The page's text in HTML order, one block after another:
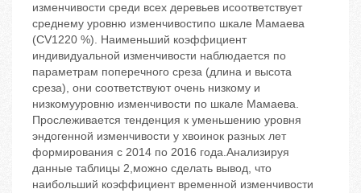
изменчивости среди всех деревьев исоответствует
среднему уровню изменчивостипо шкале Мамаева
(CV1220 %). Наименьший коэффициент
индивидуальной изменчивости наблюдается по
параметрам поперечного среза (длина и высота
среза), они соответствуют очень низкому и
низкомууровню изменчивости по шкале Мамаева.
Прослеживается тенденция к уменьшению уровня
эндогенной изменчивости у хвоинок разных лет
формирования с 2014 по 2016 года.Анализируя
данные таблицы 2,можно сделать вывод, что
наибольший коэффициент временной изменчивости